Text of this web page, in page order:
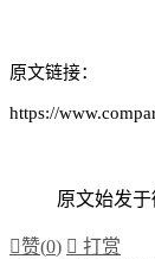
原文链接：
https://
原文始发于
赞(0)  打赏